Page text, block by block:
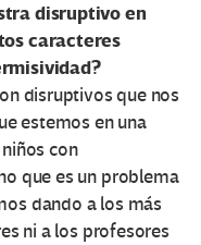
disruptivo en
caracteres
disruptivos que nos
estemos en una
con
que es un problema
dando a los más
ni a los profesores